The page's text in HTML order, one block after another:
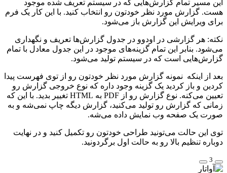
این مسیر تمام گزارش‌هایی که در سیستم تعریف شده موجود
هست. گزارش مورد نظر خودتون رو انتخاب کنید. با این کار یک فرم
برای ویرایش این گزارش باز می‌شود.
نکته: هر گزارشی در اودوو در جدول گزارش‌ها تعریف و نگهداری
می‌شود. بنابر این تمام گزینه‌های موجود در این جدول معادل با تمام
گزارش‌هایی است که در سیستم تولید می‌شود.
بعد از اینکه نمونه گزارش مورد نظر خودتون رو از توی فهرست پیدا
کردین و باز کردید یک گزینه وجود داره که نوع خروجی گزارش رو
تعیین می‌کنه. نوع گزارش رو از PDF به HTML تغییر بدید. با این که
زمانی که گزارش رو تولید می‌کنید، گزارش دیگه چاپ نمی‌شه و به
صورت یک صفحه وب نمایش داده می‌شه.
توی این حالت می‌تونید طراحی خودتون رو تکمیل کنید و در نهایت
دوباره تنظیم بالا رو به حالت اول برگردونید.
3